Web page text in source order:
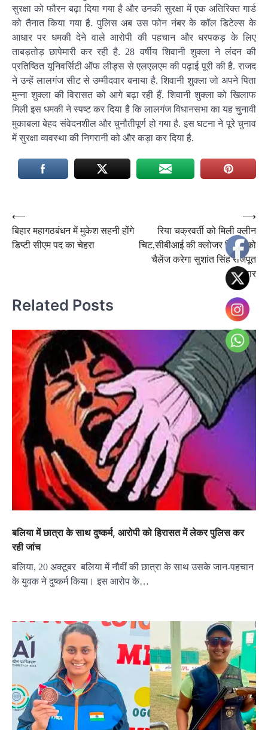
सुरक्षा को फौरन बढ़ा दिया गया है और उनकी सुरक्षा में एक अतिरिक्त गार्ड
को तैनात किया गया है. पुलिस अब उस फोन नंबर के कॉल डिटेल्स के
आधार पर धमकी देने वाले आरोपी की पहचान और धरपकड़ के लिए
ताबड़तोड़ छापेमारी कर रही है. 28 वर्षीय शिवानी शुक्ला ने लंदन की
प्रतिष्ठित यूनिवर्सिटी ऑफ लीड्स से एलएलएम की पढ़ाई पूरी की है. राजद
ने उन्हें लालगंज सीट से उम्मीदवार बनाया है. शिवानी शुक्ला जो अपने पिता
मुन्ना शुक्ला की विरासत को आगे बढ़ा रही हैं. शिवानी शुक्ला को खिलाफ
मिली इस धमकी ने स्पष्ट कर दिया है कि लालगंज विधानसभा का यह चुनावी
मुकाबला बेहद संवेदनशील और चुनौतीपूर्ण हो गया है. इस घटना ने पूरे चुनाव
में सुरक्षा व्यवस्था की निगरानी को और कड़ा कर दिया है.
Post
navigation
⟵
बिहार महागठबंधन में मुकेश सहनी होंगे
डिप्टी सीएम पद का चेहरा
रिया चक्रवर्ती को मिली क्लीन
चिट,सीबीआई की क्लोजर रिपोर्ट को
चैलेंज करेगा सुशांत सिंह राजपूत
परिवार
⟶
Related Posts
बलिया में छात्रा के साथ दुष्कर्म, आरोपी को हिरासत में लेकर पुलिस कर
रही जांच
बलिया, 20 अक्टूबर बलिया में नौवीं की छात्रा के साथ उसके जान-पहचान
के युवक ने दुष्कर्म किया। इस आरोप के…